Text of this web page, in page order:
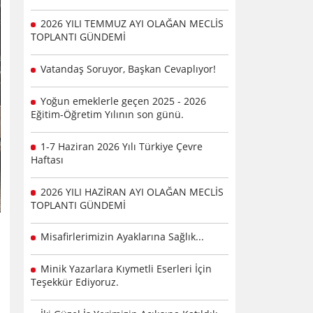
2026 YILI TEMMUZ AYI OLAĞAN MECLİS
TOPLANTI GÜNDEMİ
Vatandaş Soruyor, Başkan Cevaplıyor!
Yoğun emeklerle geçen 2025 - 2026
Eğitim-Öğretim Yılının son günü.
1-7 Haziran 2026 Yılı Türkiye Çevre
Haftası
2026 YILI HAZİRAN AYI OLAĞAN MECLİS
TOPLANTI GÜNDEMİ
Misafirlerimizin Ayaklarına Sağlık...
Minik Yazarlara Kıymetli Eserleri İçin
Teşekkür Ediyoruz.